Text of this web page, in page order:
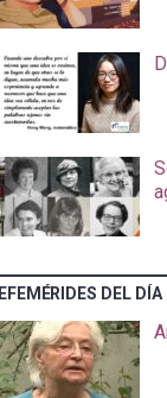
EFEMÉRIDES DEL DÍA